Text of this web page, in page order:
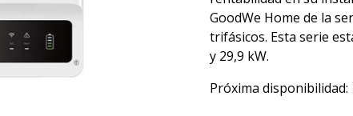
GoodWe Home de la
trifásicos. Esta serie
y 29,9 kW.
Próxima disponibilidad: